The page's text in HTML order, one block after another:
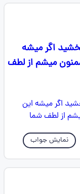
اگر میشه
میشم از لطف
نمایش جواب